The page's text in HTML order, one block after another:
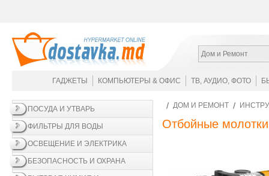
Дом и Ремонт
ГАДЖЕТЫ КОМПЬЮТЕРЫ & ОФИС ТВ, АУДИО, ФОТО
ПОСУДА И УТВАРЬ
ФИЛЬТРЫ ДЛЯ ВОДЫ
ОСВЕЩЕНИЕ И ЭЛЕКТРИКА
БЕЗОПАСНОСТЬ И ОХРАНА
ДОМ И РЕМОНТ
Отбойные молотки